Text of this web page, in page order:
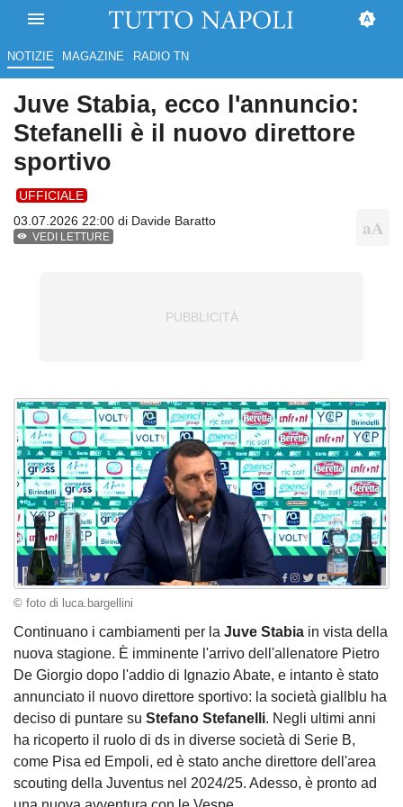
NOTIZIE MAGAZINE RADIO TN
Juve Stabia, ecco l'annuncio:
Stefanelli è il nuovo direttore
sportivo
UFFICIALE
03.07.2026 22:00 di Davide Baratto
VEDI LETTURE
© foto di luca.bargellini
Continuano i cambiamenti per la Juve Stabia in vista della
nuova stagione. È imminente l'arrivo dell'allenatore Pietro
De Giorgio dopo l'addio di Ignazio Abate, e intanto è stato
annunciato il nuovo direttore sportivo: la società giallblu ha
deciso di puntare su Stefano Stefanelli. Negli ultimi anni
ha ricoperto il ruolo di ds in diverse società di Serie B,
come Pisa ed Empoli, ed è stato anche direttore dell'area
scouting della Juventus nel 2024/25. Adesso, è pronto ad